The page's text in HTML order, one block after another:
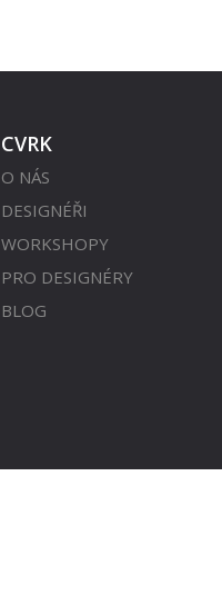
CVRK
O NÁS
DESIGNÉŘI
WORKSHOPY
PRO DESIGNÉRY
BLOG